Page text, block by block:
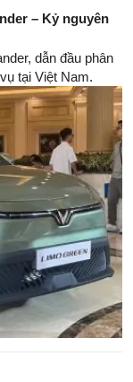
– Kỷ nguyên
dẫn đầu phân
tại Việt Nam.